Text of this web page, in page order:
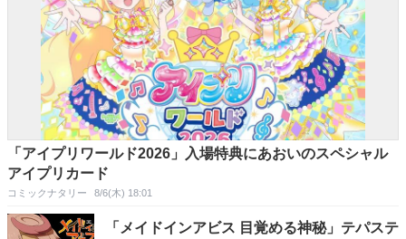
「アイプリワールド2026」入場特典にあおいのスペシャル
アイプリカード
コミックナタリー 8/6(木) 18:01
「メイドインアビス 目覚める神秘」テパステ